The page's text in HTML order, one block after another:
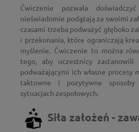
Ćwiczenie pozwala
nieświadomie podążają za swoimi
czasami trzeba podważyć głęboko
i przekonania, które ograniczają
myślenie. Ćwiczenie to można
tego, aby uczestnicy zastanowili
podważającymi ich własne procesy
taktowne i pozytywne
sytuacjach zespołowych.
Siła założeń -